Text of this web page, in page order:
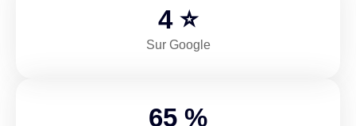
5 ⭐
Sur Google
100 %